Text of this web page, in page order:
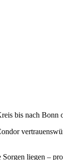
bis nach Bonn
liegen –